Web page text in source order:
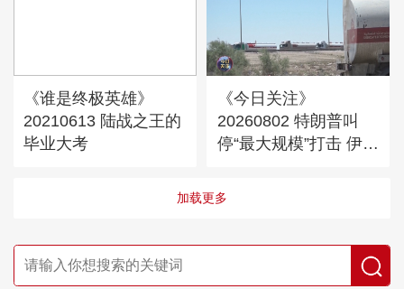
《谁是终极英雄》
20210613 陆战之王的
毕业大考
《今日关注》
20260802 特朗普叫
停“最大规模”打击 伊朗
加载更多